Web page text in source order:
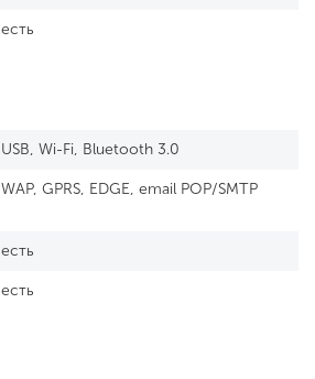
есть
USB, Wi-Fi, Bluetooth 3.0
WAP, GPRS, EDGE, email POP/SMTP
есть
есть